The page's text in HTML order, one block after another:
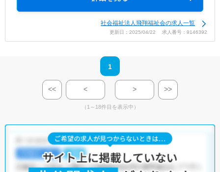
社会福祉法人飛翔福祉会の求人一覧
更新日：2025/04/22 求人番号：9146392
1
<< < > >>
（1～18件目を表示中）